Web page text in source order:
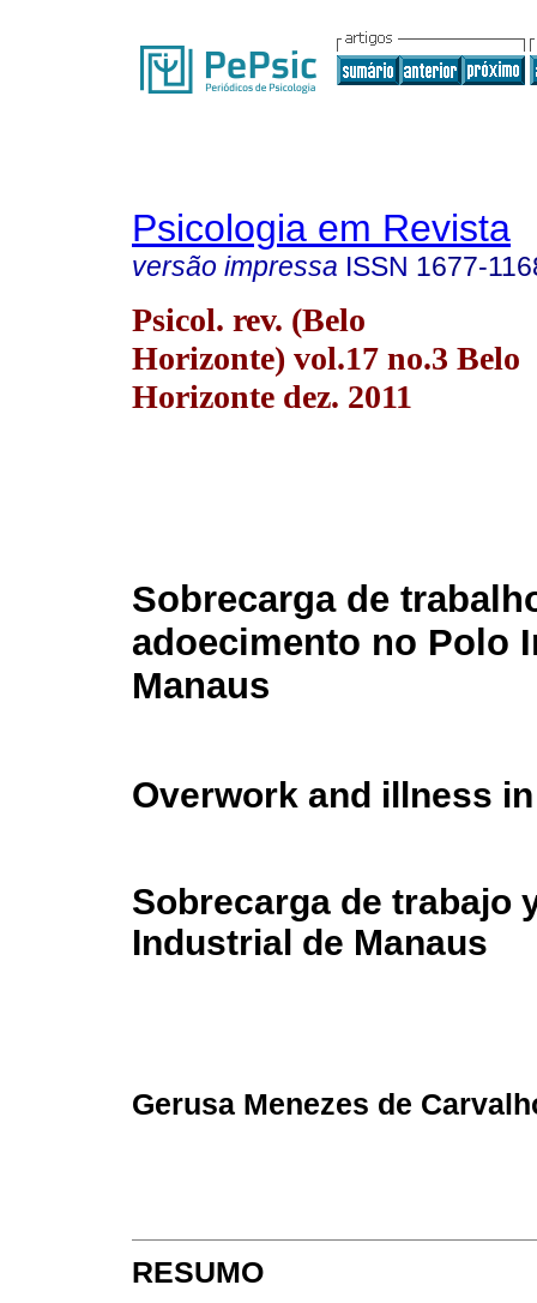
Psicologia em Revista
versão impressa ISSN 1677-
Psicol. rev. (Belo
Horizonte) vol.17 no.3 Belo
Horizonte dez. 2011
Sobrecarga de
adoecimento no Polo
Manaus
Overwork and illness
Sobrecarga de trabajo
Industrial de Manaus
Gerusa Menezes de
RESUMO